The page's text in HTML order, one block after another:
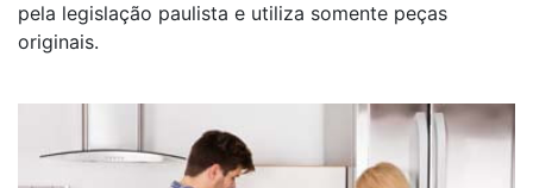
pela legislação paulista e utiliza somente peças
originais.